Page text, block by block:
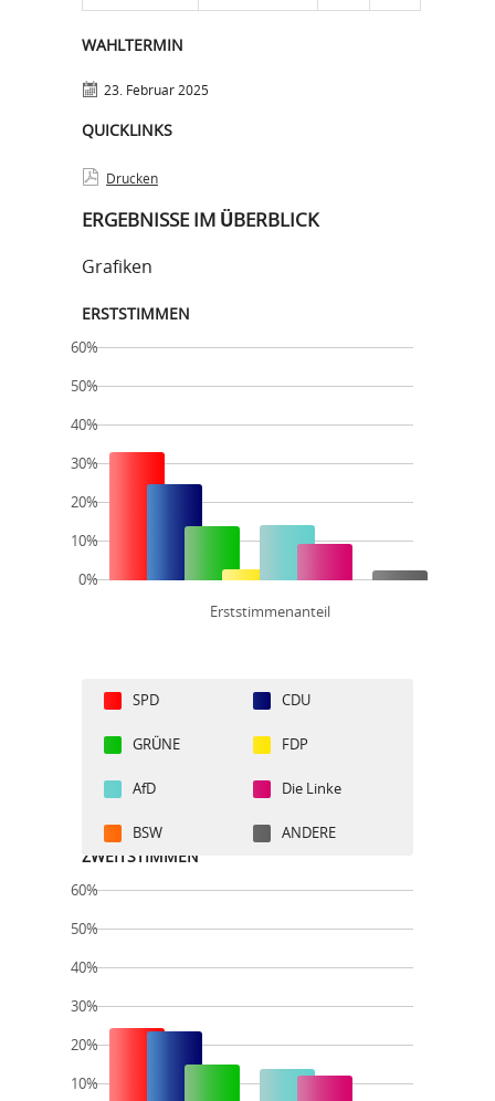
WAHLTERMIN
23. Februar 2025
QUICKLINKS
Drucken
ERGEBNISSE IM ÜBERBLICK
Grafiken
ERSTSTIMMEN
Erststimmenanteil
60%
50%
40%
30%
20%
10%
0%
SPD CDU
GRÜNE FDP
AfD Die Linke
BSW ANDERE
ZWEITSTIMMEN
60%
50%
40%
30%
20%
10%